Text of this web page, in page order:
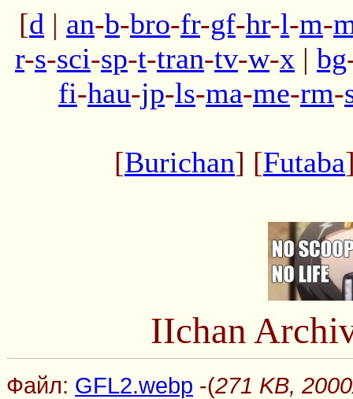
[d | an-b-bro-fr-gf-hr-l-m-
r-s-sci-sp-t-tran-tv-w-x | bg
fi-hau-jp-ls-ma-me-rm-
[Burichan] [Futaba
IIchan
Файл: GFL2.webp -(271 KB,